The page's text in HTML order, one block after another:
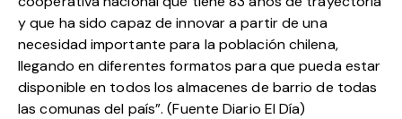
y que ha sido capaz de innovar a partir de una
necesidad importante para la población chilena,
llegando en diferentes formatos para que pueda estar
disponible en todos los almacenes de barrio de todas
las comunas del país”. (Fuente Diario El Día)